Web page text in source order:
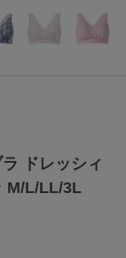
ドレッシィ
M/L/LL/3L